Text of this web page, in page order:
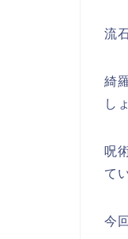
流
綺
し
呪
て
今